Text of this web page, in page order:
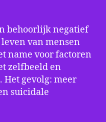
behoorlijk negatief
van mensen
name voor factoren
zelfbeeld en
Het gevolg: meer
suicidale